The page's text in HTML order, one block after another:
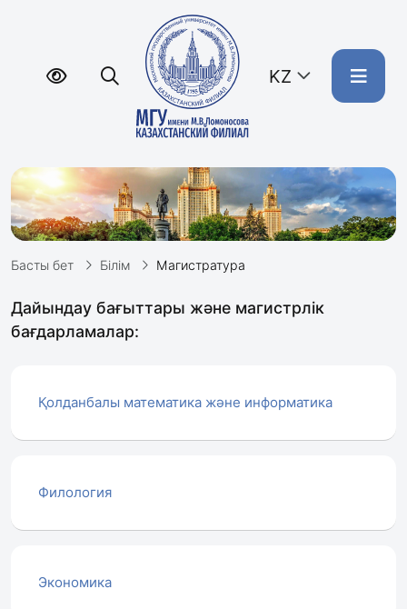
KZ
Басты бет Білім Магистратура
Дайындау бағыттары және магистрлік
бағдарламалар:
Қолданбалы математика және информатика
Филология
Экономика